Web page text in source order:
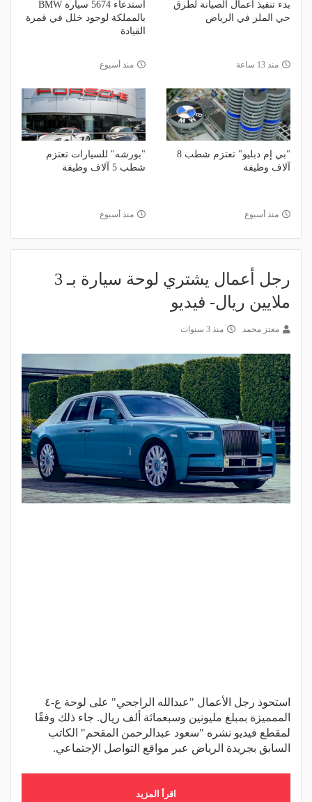
بدء تنفيذ أعمال الصيانة لطرق
حي الملز في الرياض
منذ 13 ساعة
استدعاء 5674 سيارة BMW
بالمملكة لوجود خلل في قمرة
القيادة
منذ أسبوع
"بي إم دبليو" تعتزم شطب 8
آلاف وظيفة
منذ أسبوع
"بورشه" للسيارات تعتزم
شطب 5 آلاف وظيفة
منذ أسبوع
رجل أعمال يشتري لوحة سيارة بـ 3
ملايين ريال- فيديو
معتز محمد منذ 3 سنوات
استحوذ رجل الأعمال "عبدالله الراجحي" على لوحة ع-٤
الممميزة بمبلغ مليونين وسبعمائة ألف ريال. جاء ذلك وفقًا
لمقطع فيديو نشره "سعود عبدالرحمن المقحم" الكاتب
السابق بجريدة الرياض عبر مواقع التواصل الإجتماعي.
اقرأ المزيد